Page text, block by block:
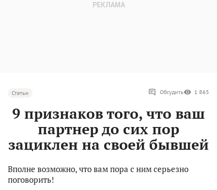
Статьи Обсудить 1 865
9 признаков того, что ваш
партнер до сих пор
зациклен на своей бывшей
Вполне возможно, что вам пора с ним серьезно
поговорить!